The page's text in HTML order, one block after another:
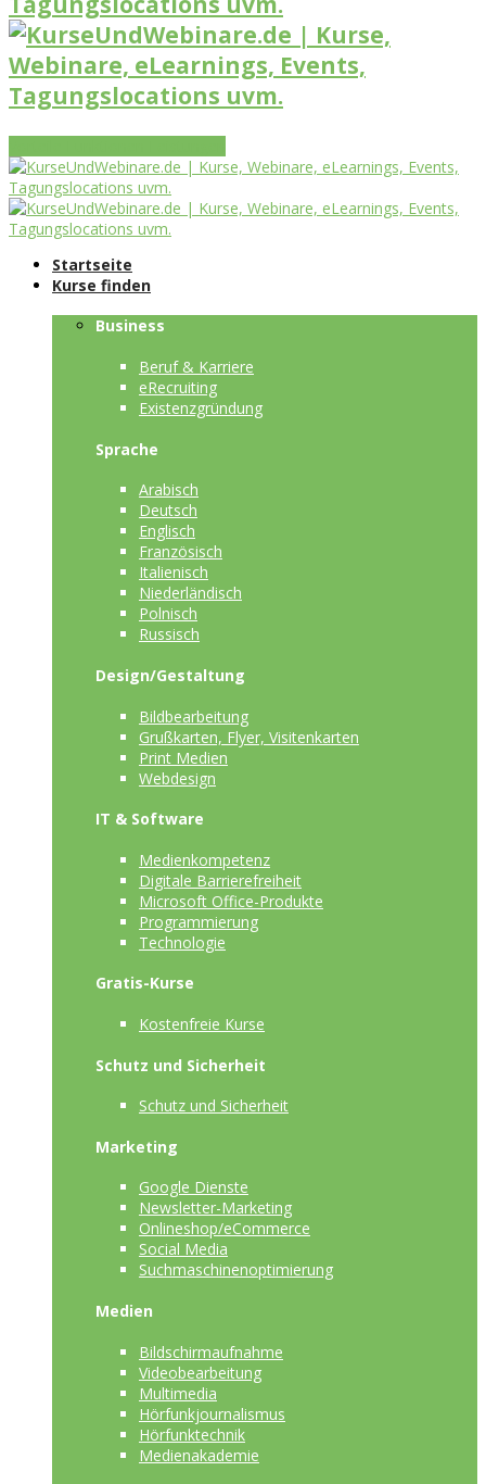
Startseite
Kurse finden
Business
Beruf & Karriere
eRecruiting
Existenzgründung
Sprache
Arabisch
Deutsch
Englisch
Französisch
Italienisch
Niederländisch
Polnisch
Russisch
Design/Gestaltung
Bildbearbeitung
Grußkarten, Flyer, Visitenkarten
Print Medien
Webdesign
IT & Software
Medienkompetenz
Digitale Barrierefreiheit
Microsoft Office-Produkte
Programmierung
Technologie
Gratis-Kurse
Kostenfreie Kurse
Schutz und Sicherheit
Schutz und Sicherheit
Marketing
Google Dienste
Newsletter-Marketing
Onlineshop/eCommerce
Social Media
Suchmaschinenoptimierung
Medien
Bildschirmaufnahme
Videobearbeitung
Multimedia
Hörfunkjournalismus
Hörfunktechnik
Medienakademie